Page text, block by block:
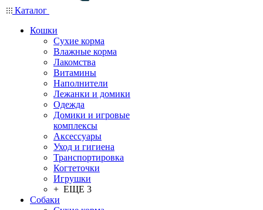
Каталог
Кошки
Сухие корма
Влажные корма
Лакомства
Витамины
Наполнители
Лежанки и домики
Одежда
Домики и игровые
комплексы
Аксессуары
Уход и гигиена
Транспортировка
Когтеточки
Игрушки
+ ЕЩЕ 3
Собаки